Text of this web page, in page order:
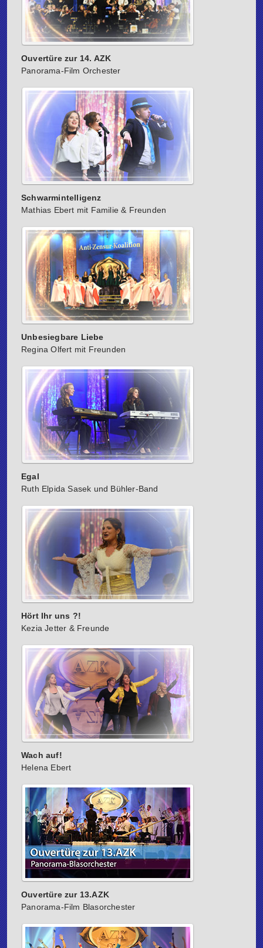
Ouvertüre zur 14. AZK
Panorama-Film Orchester
Schwarmintelligenz
Mathias Ebert mit Familie & Freunden
Unbesiegbare Liebe
Regina Olfert mit Freunden
Egal
Ruth Elpida Sasek und Bühler-Band
Hört Ihr uns ?!
Kezia Jetter & Freunde
Wach auf!
Helena Ebert
Ouvertüre zur 13.AZK
Panorama-Film Blasorchester